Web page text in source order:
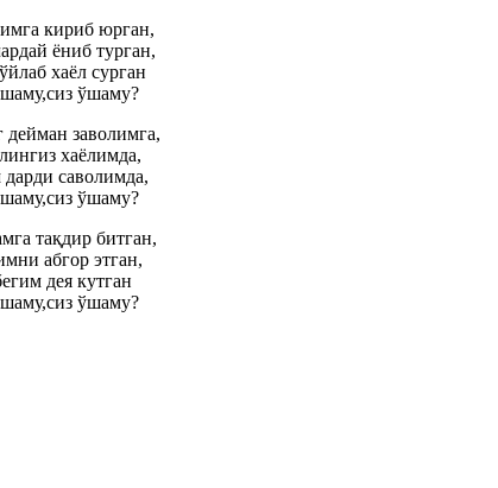
кириб юрган,
ёниб турган,
хаёл сурган
ўшаму?
дейман заволимга,
хаёлимда,
саволимда,
ўшаму?
тақдир битган,
абгор этган,
дея кутган
ўшаму?